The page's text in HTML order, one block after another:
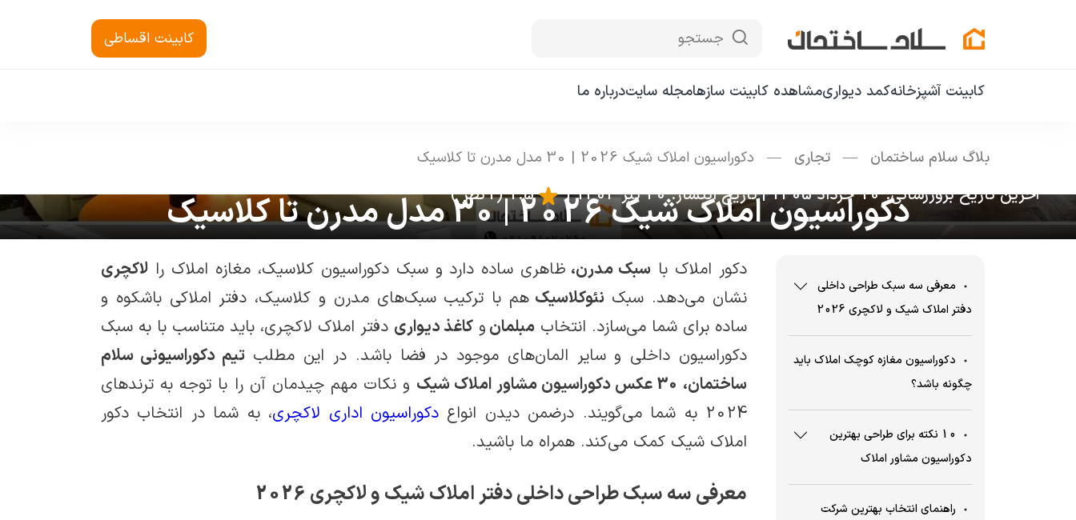
جستجو کابینت اقساطی
کابینت آشپزخانهکمد دیواریمشاهده کابینت سازهامجله سایتدرباره ما
بلاگ سلام ساختمان — تجاری — دکوراسیون املاک شیک 2026 | 30 مدل مدرن تا کلاسیک
دکوراسیون املاک شیک 2026 | 30 مدل مدرن تا کلاسیکآخرین تاریخ بروزرسانی: 10 خرداد 1405 |تاریخ انتشار: 20 تیر 1403 |
1.5 (1 نظر )
معرفی سه سبک طراحی داخلی
دفتر املاک شیک و لاکچری 2026
دکوراسیون مغازه کوچک املاک باید
چگونه باشد؟
10 نکته برای طراحی بهترین
دکوراسیون مشاور املاک
راهنمای انتخاب بهترین شرکت
دکور املاک با سبک مدرن، ظاهری ساده دارد و سبک دکوراسیون کلاسیک، مغازه املاک را لاکچری
نشان می‌دهد. سبکنئوکلاسیکهم با ترکیب سبک‌های مدرن و کلاسیک، دفتر املاکی باشکوه و
ساده برای شما می‌سازد. انتخاب مبلمان و کاغذ دیواری دفتر املاک لاکچری، باید متناسب با به سبک
دکوراسیون داخلی و سایر المان‌های موجود در فضا باشد. در این مطلبتیم دکوراسیونی سلام
ساختمان، 30 عکس دکوراسیون مشاور املاک شیک
و نکات مهم چیدمان آن را با توجه به ترندهای
2024 به شما می‌گویند. درضمن دیدن انواع
دکوراسیون اداری لاکچری، به شما در انتخاب دکور
املاک شیک کمک می‌کند. همراه ما باشید.
معرفی سه سبک طراحی داخلی دفتر املاک شیک و لاکچری 2026